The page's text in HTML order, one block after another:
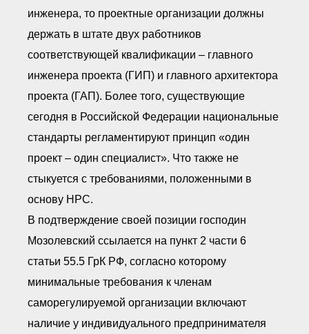
инженера, то проектные организации должны
держать в штате двух работников
соответствующей квалификации – главного
инженера проекта (ГИП) и главного архитектора
проекта (ГАП). Более того, существующие
сегодня в Российской Федерации национальные
стандарты регламентируют принцип «один
проект – один специалист». Что также не
стыкуется с требованиями, положенными в
основу НРС.
В подтверждение своей позиции господин
Мозолевский ссылается на пункт 2 части 6
статьи 55.5 ГрК РФ, согласно которому
минимальные требования к членам
саморегулируемой организации включают
наличие у индивидуального предпринимателя